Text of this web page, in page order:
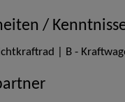
/
| B -